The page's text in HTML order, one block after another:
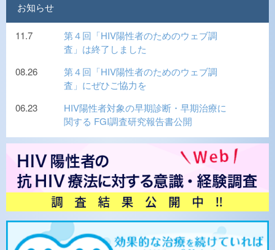
お知らせ
11.7
第４回「HIV陽性者のためのウェブ調
査」は終了しました
08.26
第４回「HIV陽性者のためのウェブ調
査」にぜひご協力を
06.23
HIV陽性者対象の早期診断・早期治療に
関する FGI調査研究報告書公開